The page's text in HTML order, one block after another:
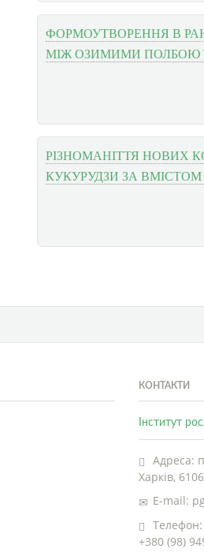
ФОРМОУТВОРЕННЯ В
МІЖ ОЗИМИМИ
РІЗНОМАНІТТЯ НОВИХ
КУКУРУДЗИ ЗА ВМІСТОМ
КОНТАКТИ
Інститут
Адреса:
Харків,
E-mail:
Телефон:
+380 (98)